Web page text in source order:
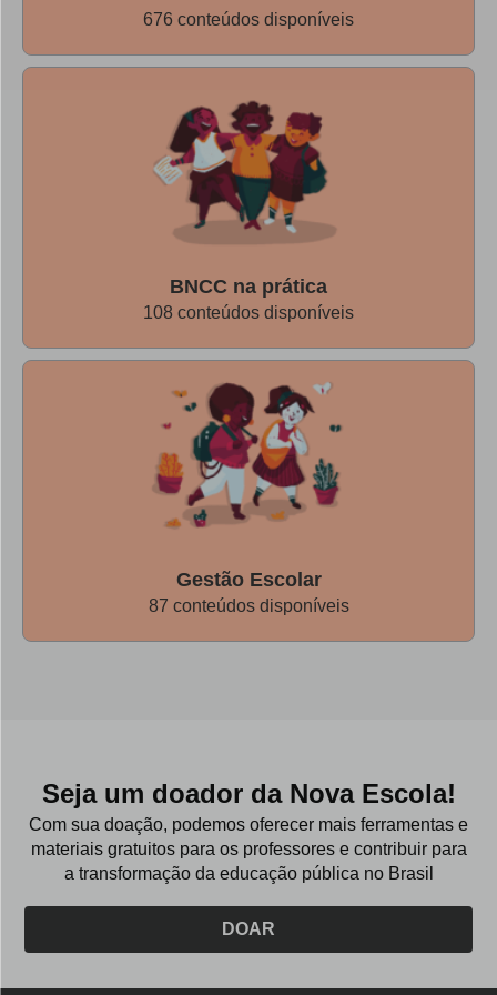
momentos de leitura, que deve ser um pouco menos
preocupante em termos sanitários, já que, desde janeiro, as
vacinação contra a covid-19. Já Andréa Maia de Araújo,
professora coordenadora na EE Solange Apparecida
Landeiro Aguiar - Sul 2, localizada na capital paulista,
pretende realizar uma proposta para oferecer um momento
de escuta e reflexão à turma.A seguir, leia o passo a
Coloque a turma para refletir sobre
atitudes e desejos
Momento permite que professor e colegas se conheçam
Indicado para:1º ao 5º ano
PASSO A PASSO
1. Reúna a turma e convide-a para realizar a
atividade.Conte para os alunos que a proposta é para que
pensem a respeito dos próprios desejos e atitudes. Cada
estudante receberá uma folha de papel com um corpo
humano desenhado. Para os maiores, pode-se pedir que
676 conteúdos disponíveis
BNCC na prática
108 conteúdos disponíveis
Gestão Escolar
87 conteúdos disponíveis
Seja um doador da Nova Escola!
Com sua doação, podemos oferecer mais ferramentas e
materiais gratuitos para os professores e contribuir para
a transformação da educação pública no Brasil
DOAR